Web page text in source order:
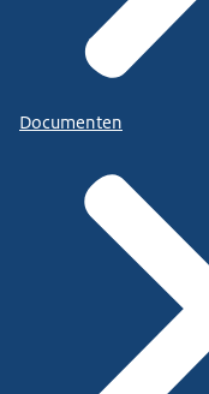
Documenten